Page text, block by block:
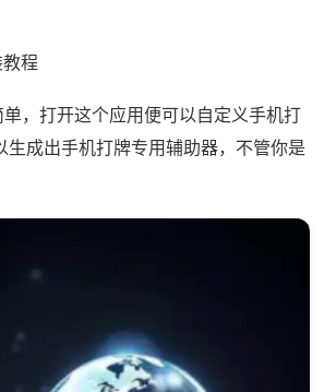
程
，打开这个应用便可以自定义手机打
成出手机打牌专用辅助器，不管你是